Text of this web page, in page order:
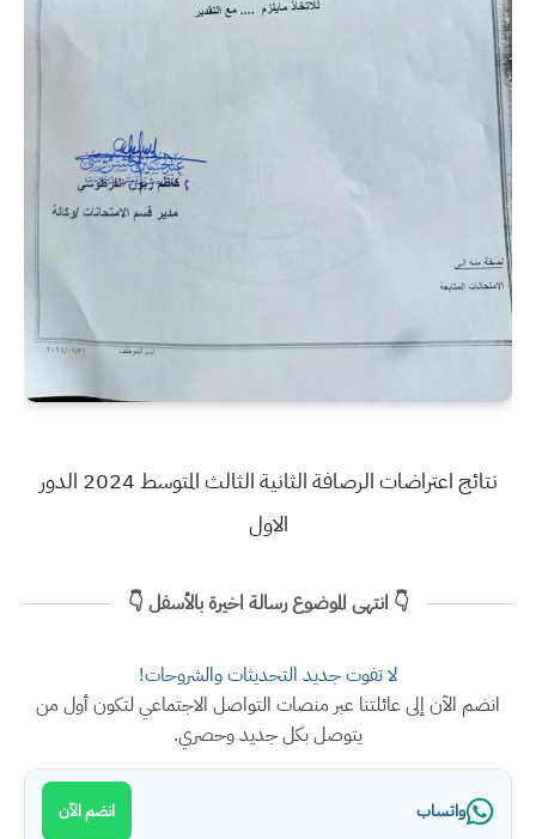
نتائج اعتراضات الرصافة الثانية الثالث المتوسط 2024 الدور
الاول
👇 انتهى الموضوع رسالة اخيرة بالأسفل 👇
لا تفوت جديد التحديثات والشروحات!
انضم الآن إلى عائلتنا عبر منصات التواصل الاجتماعي لتكون أول من
يتوصل بكل جديد وحصري.
واتساب انضم الآن